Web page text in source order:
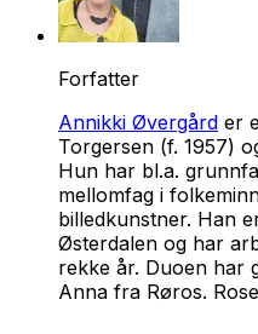
Forfatter
Annikki Øvergård er
Torgersen (f. 1957)
Hun har bl.a.
mellomfag i
billedkunstner. Han
Østerdalen og har
rekke år. Duoen har
Anna fra Røros.